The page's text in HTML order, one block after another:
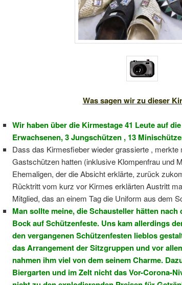
Was sagen wir zu dieser
Wir haben über die Kirmestage 41 Leute auf
Erwachsenen, 3 Jungschützen , 13
Dass das Kirmesfieber wieder grassierte , merkte
Gastschützen hatten (inklusive Klompenfrau und
Ehemaligen, der die Absicht erklärte, zurück
Rücktritt vom kurz vor Kirmes erklärten Austritt
Mitglied, das an einem Tag die Uniform aus dem
Man sollte meine, die Schausteller hätten
Bock auf Schützenfeste. Uns kam allerdings
den vergangenen Schützenfesten lieblos
das Arrangement der Sitzgruppen und vor
nahmen ihm viel von dem seinem Charme.
Biergarten und im Zelt nicht das Vor-Corona-